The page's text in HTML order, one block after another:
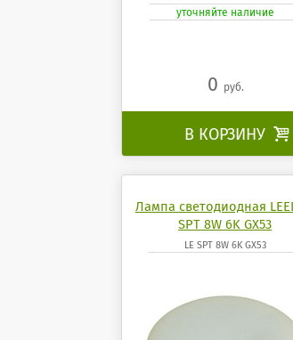
уточняйте наличие
0 руб.
В КОРЗИНУ 
Лампа светодиодная
SPT 8W 6K GX53
LE SPT 8W 6K GX53